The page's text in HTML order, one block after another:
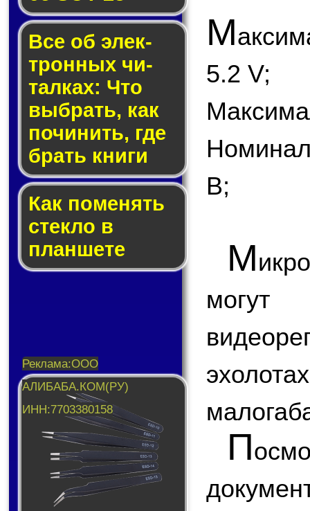
Все об элек­
трон­ных чи­
тал­ках: Что
выб­рать, как
по­чи­нить, где
брать кни­ги
Как по­ме­нять
стек­ло в
планшете
М
5.2 V;
В;
М
П